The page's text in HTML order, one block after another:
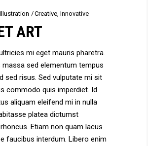
Illustration Creative Innovative
ART
mi eget mauris pharetra.
massa sed elementum tempus
sed risus. Sed vulputate mi sit
commodo quis imperdiet. Id
aliquam eleifend mi in nulla
platea dictumst
Etiam non quam lacus
faucibus interdum. Libero enim